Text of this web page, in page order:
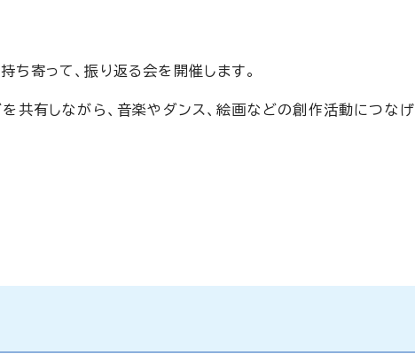
寄って、振り返る会を開催します。
共有しながら、音楽やダンス、絵画などの創作活動につなげ